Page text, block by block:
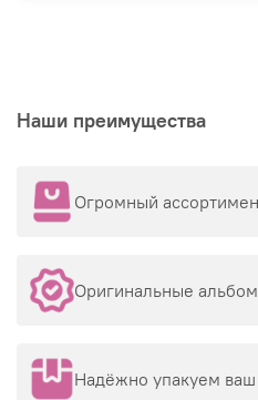
Наши преимущества
Огромный
Оригинальные
Надёжно упакуем ваш